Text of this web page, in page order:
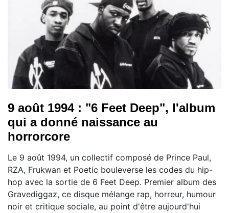
9 août 1994 : "6 Feet Deep", l'album
qui a donné naissance au
horrorcore
Le 9 août 1994, un collectif composé de Prince Paul,
RZA, Frukwan et Poetic bouleverse les codes du hip-
hop avec la sortie de 6 Feet Deep. Premier album des
Gravediggaz, ce disque mélange rap, horreur, humour
noir et critique sociale, au point d'être aujourd'hui